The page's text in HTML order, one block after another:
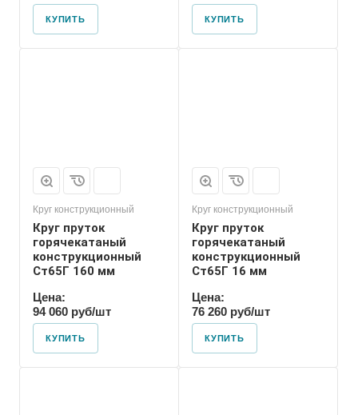
КУПИТЬ КУПИТЬ
Круг конструкционный
Круг пруток
горячекатаный
конструкционный
Ст65Г 160 мм
Цена:
94 060 руб/шт
КУПИТЬ
Круг конструкционный
Круг пруток
горячекатаный
конструкционный
Ст65Г 16 мм
Цена:
76 260 руб/шт
КУПИТЬ